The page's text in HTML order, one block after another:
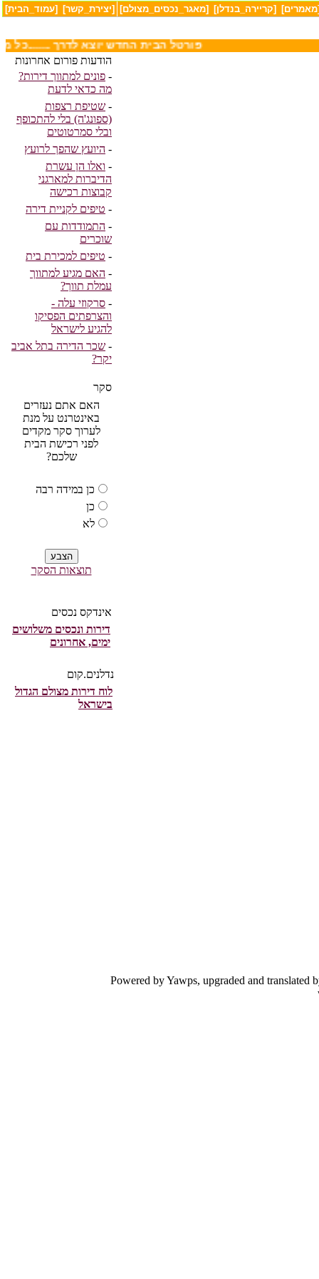
[עמוד_הבית] [יצירת_קשר] [מאגר_נכסים_מצולם] [קריירה_בנדלן]
........פורטל הבית החדש יוצא לדרך
הודעות פורום אחרונות
- פונים למתווך דירות?
מה כדאי לדעת
- שטיפת רצפות
(ספונג'ה) בלי להתכופף
ובלי סמרטוטים
- היועץ שהפך לרועץ
- ואלו הן עשרת
הדיברות למארגני
קבוצות רכישה
- טיפים לקניית דירה
- התמודדות עם
שוכרים
- טיפים למכירת בית
- האם מגיע למתווך
עמלת תווך?
- סרקוזי עלה -
והצרפתים הפסיקו
להגיע לישראל
- שכר הדירה בתל אביב
יקר?
סקר
האם אתם נעזרים
באינטרנט על מנת
לערוך סקר מקדים
לפני רכישת הבית
שלכם?
כן במידה רבה
כן
לא
תוצאות הסקר
אינדקס נכסים
דירות ונכסים משלושים
ימים, אחרונים
נדלנים.קום
לוח דירות מצולם הגדול
בישראל
Powered by Yawps, upgraded and translated